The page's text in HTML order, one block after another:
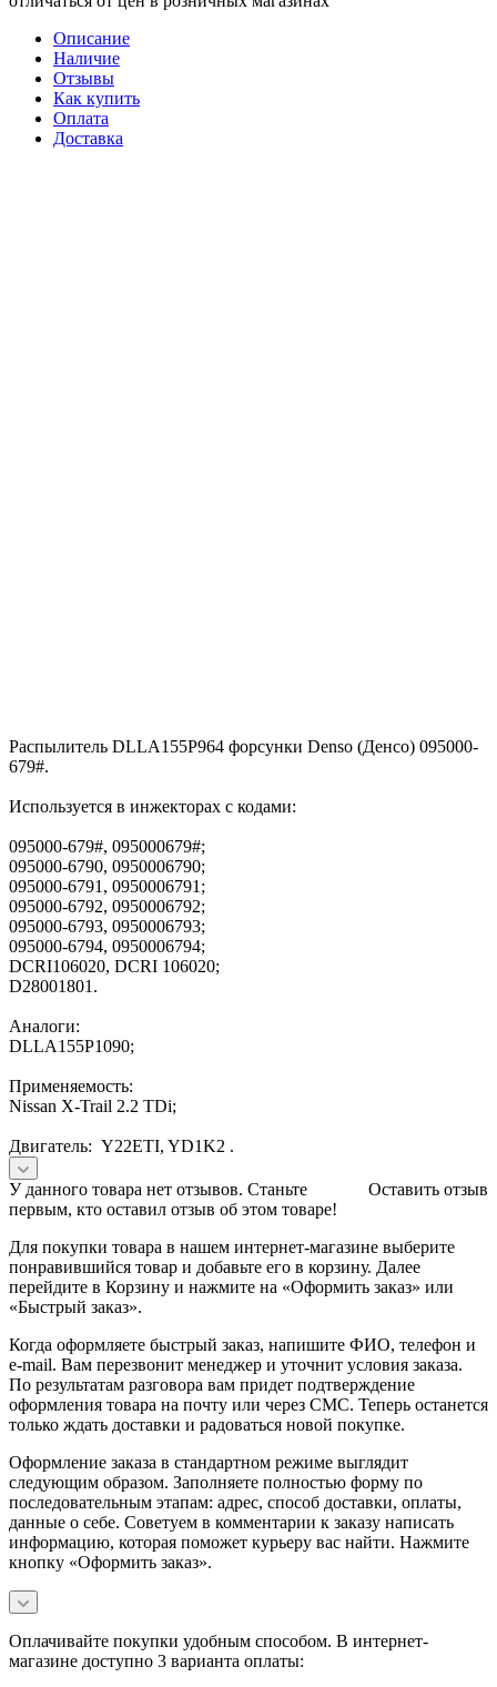
Описание
Наличие
Отзывы
Как купить
Оплата
Доставка
Распылитель DLLA155P964 форсунки Denso (Денсо) 095000-
679#.
Используется в инжекторах с кодами:
095000-679#, 095000679#;
095000-6790, 0950006790;
095000-6791, 0950006791;
095000-6792, 0950006792;
095000-6793, 0950006793;
095000-6794, 0950006794;
DCRI106020, DCRI 106020;
D28001801.
Аналоги:
DLLA155P1090;
Применяемость:
Nissan X-Trail 2.2 TDi;
Двигатель: Y22ETI, YD1K2 .
Оставить отзыв
У данного товара нет отзывов. Станьте
первым, кто оставил отзыв об этом товаре!
Для покупки товара в нашем интернет-магазине выберите
понравившийся товар и добавьте его в корзину. Далее
перейдите в Корзину и нажмите на «Оформить заказ» или
«Быстрый заказ».
Когда оформляете быстрый заказ, напишите ФИО, телефон и
e-mail. Вам перезвонит менеджер и уточнит условия заказа.
По результатам разговора вам придет подтверждение
оформления товара на почту или через СМС. Теперь останется
только ждать доставки и радоваться новой покупке.
Оформление заказа в стандартном режиме выглядит
следующим образом. Заполняете полностью форму по
последовательным этапам: адрес, способ доставки, оплаты,
данные о себе. Советуем в комментарии к заказу написать
информацию, которая поможет курьеру вас найти. Нажмите
кнопку «Оформить заказ».
Оплачивайте покупки удобным способом. В интернет-
магазине доступно 3 варианта оплаты: